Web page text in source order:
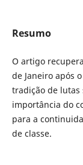
Resumo
O artigo
de Janeiro após
tradição de lutas
importância do
para a
de classe.